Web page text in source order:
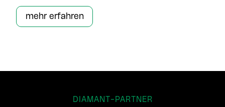
mehr erfahren
DIAMANT-PARTNER